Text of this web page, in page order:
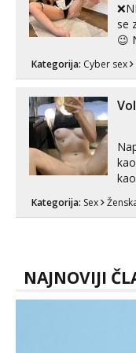
se
😉
Kategorija: Cyber sex
Kategorija: Sex
NAJNOVIJI